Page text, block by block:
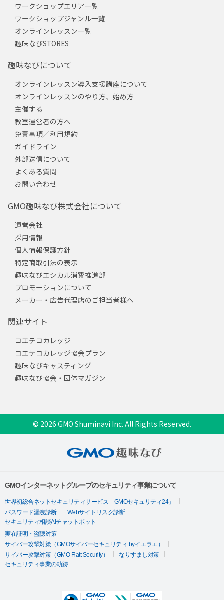
ワークショップエリア一覧
ワークショップジャンル一覧
オンラインレッスン一覧
趣味なびSTORES
趣味なびについて
オンラインレッスン導入支援講座について
オンラインレッスンのやり方、始め方
主催する
教室運営者の方へ
免責事項／利用規約
ガイドライン
外部送信について
よくある質問
お問い合わせ
GMO趣味なび株式会社について
運営会社
採用情報
個人情報保護方針
特定商取引法の表示
趣味なびエシカル消費推進部
プロモーションについて
メーカー・広告代理店のご担当者様へ
関連サイト
コエテコカレッジ
コエテコカレッジ協会プラン
趣味なびキャスティング
趣味なび協会・団体マガジン
© 2026 GMO Shuminavi Inc. All Rights Reserved.